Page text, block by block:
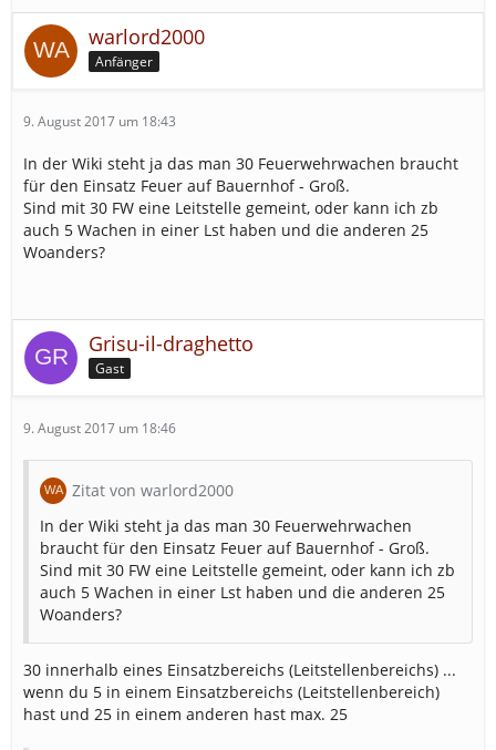
warlord2000
Anfänger
9. August 2017 um 18:43
In der Wiki steht ja das man 30 Feuerwehrwachen braucht
für den Einsatz Feuer auf Bauernhof - Groß.
Sind mit 30 FW eine Leitstelle gemeint, oder kann ich zb
auch 5 Wachen in einer Lst haben und die anderen 25
Woanders?
Grisu-il-draghetto
Gast
9. August 2017 um 18:46
Zitat von warlord2000
In der Wiki steht ja das man 30 Feuerwehrwachen
braucht für den Einsatz Feuer auf Bauernhof - Groß.
Sind mit 30 FW eine Leitstelle gemeint, oder kann ich zb
auch 5 Wachen in einer Lst haben und die anderen 25
Woanders?
30 innerhalb eines Einsatzbereichs (Leitstellenbereichs) ...
wenn du 5 in einem Einsatzbereichs (Leitstellenbereich)
hast und 25 in einem anderen hast max. 25